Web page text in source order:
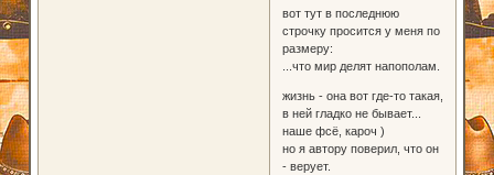
вот тут в последнюю
строчку просится у меня по
размеру:
...что мир делят напополам.
жизнь - она вот где-то такая,
в ней гладко не бывает...
наше фсё, кароч )
но я автору поверил, что он
- верует.